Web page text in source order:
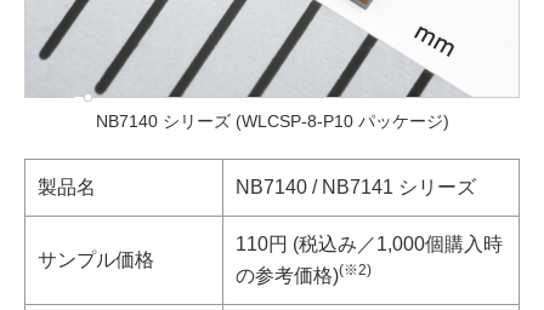
NB7140 シリーズ (WLCSP-8-P10 パッケージ)
製品名 NB7140 / NB7141 シリーズ
サンプル価格
110円 (税込み／1,000個購入時
の参考価格)(※2)